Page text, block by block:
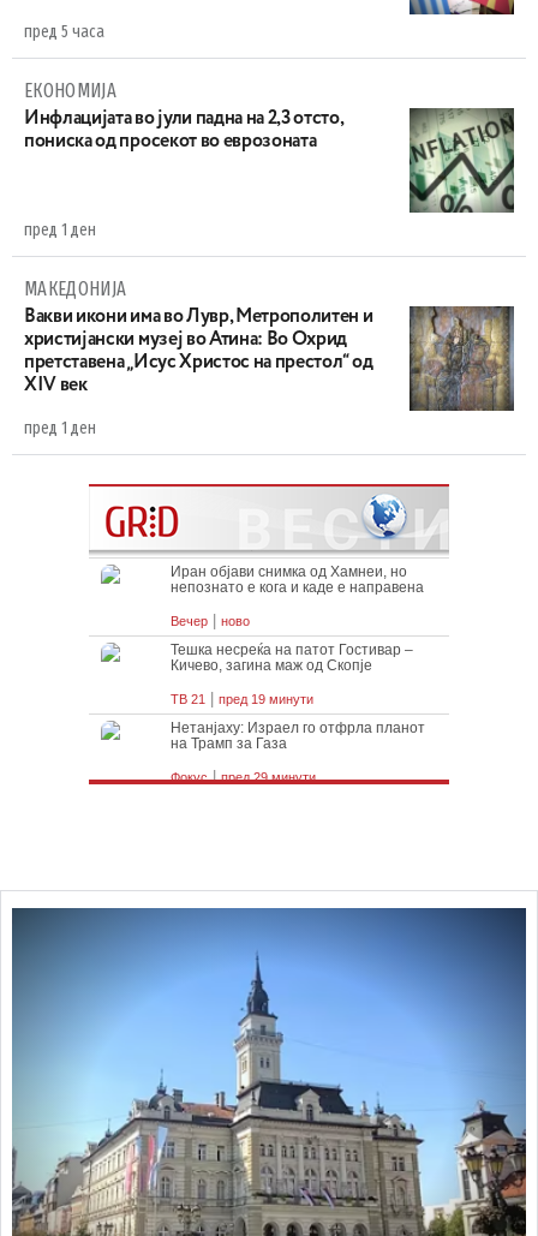
пред 5 часа
ЕКОНОМИЈА
Инфлацијата во јули падна на 2,3 отсто,
пониска од просекот во еврозоната
пред 1 ден
МАКЕДОНИЈА
Вакви икони има во Лувр, Метрополитен и
христијански музеј во Атина: Во Охрид
претставена „Исус Христос на престол“ од
XIV век
пред 1 ден